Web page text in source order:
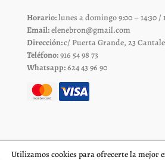
Horario:lunes a domingo 9:00 – 14:30 /
Email:elenebron@gmail.com
Dirección:c/ Puerta Grande, 23
Teléfono:916 54 98 73
Whatsapp:624 43 96 90
Utilizamos cookies para ofrecerte la mejor